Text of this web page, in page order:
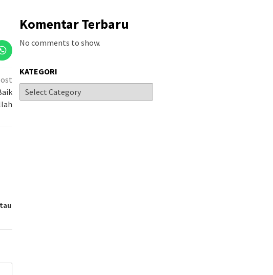
Komentar Terbaru
No comments to show.
KATEGORI